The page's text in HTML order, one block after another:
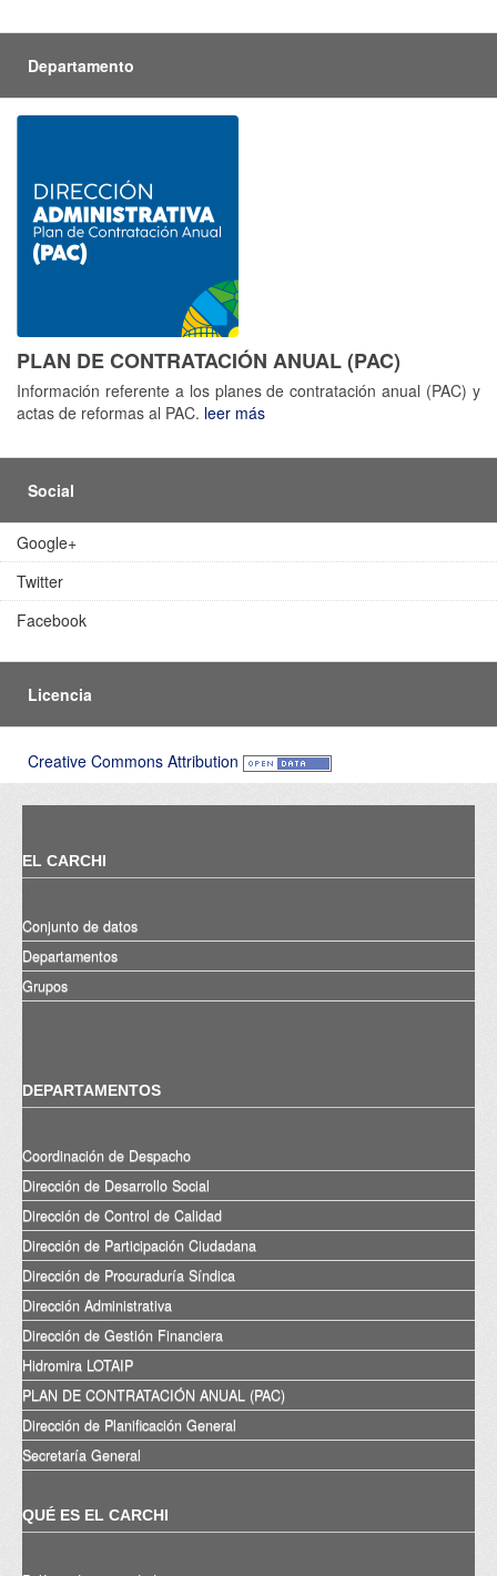
Departamento
PLAN DE CONTRATACIÓN ANUAL (PAC)
Información referente a los planes de contratación anual (PAC) y
actas de reformas al PAC. leer más
Social
Google+
Twitter
Facebook
Licencia
Creative Commons Attribution
EL CARCHI
Conjunto de datos
Departamentos
Grupos
DEPARTAMENTOS
Coordinación de Despacho
Dirección de Desarrollo Social
Dirección de Control de Calidad
Dirección de Participación Ciudadana
Dirección de Procuraduría Síndica
Dirección Administrativa
Dirección de Gestión Financiera
Hidromira LOTAIP
PLAN DE CONTRATACIÓN ANUAL (PAC)
Dirección de Planificación General
Secretaría General
QUÉ ES EL CARCHI